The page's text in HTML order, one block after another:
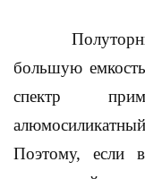
Полуторный
большую
спектр
Поэтому, если